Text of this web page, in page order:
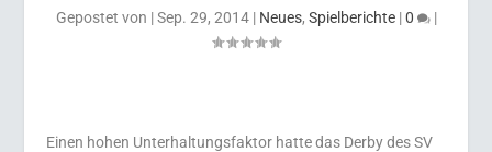
Gepostet von |Sep. 29, 2014| Neues, Spielberichte|0 |
Einen hohen Unterhaltungsfaktor hatte das Derby des SV